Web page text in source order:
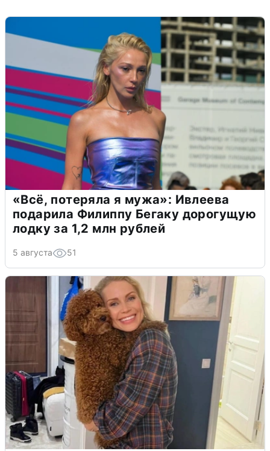
«Всё, потеряла я мужа»: Ивлеева
подарила Филиппу Бегаку дорогущую
лодку за 1,2 млн рублей
5 августа 51